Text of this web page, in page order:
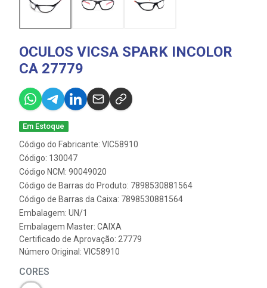
OCULOS VICSA SPARK INCOLOR
CA 27779
Em Estoque
Código do Fabricante: VIC58910
Código: 130047
Código NCM: 90049020
Código de Barras do Produto: 7898530881564
Código de Barras da Caixa: 7898530881564
Embalagem: UN/1
Embalagem Master: CAIXA
Certificado de Aprovação: 27779
Número Original: VIC58910
CORES